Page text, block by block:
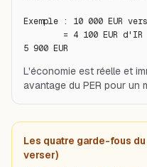
Exemple : 10 000 EUR
5 900 EUR
L'économie est réelle et
avantage du PER pour un
Les quatre garde-fous
verser)